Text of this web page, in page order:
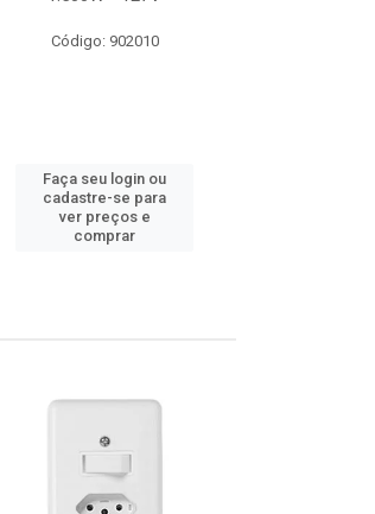
Código: 902010
Faça seu login ou
cadastre-se para
ver preços e
comprar